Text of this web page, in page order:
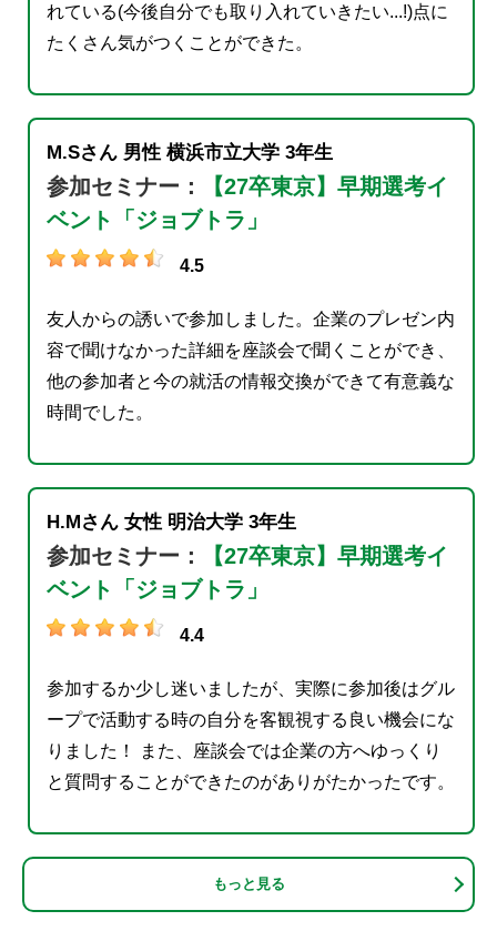
れている(今後自分でも取り入れていきたい...!)点に
たくさん気がつくことができた。
M.Sさん 男性 横浜市立大学 3年生
参加セミナー：
【27卒東京】早期選考イ
ベント「ジョブトラ」
4.5
友人からの誘いで参加しました。企業のプレゼン内
容で聞けなかった詳細を座談会で聞くことができ、
他の参加者と今の就活の情報交換ができて有意義な
時間でした。
H.Mさん 女性 明治大学 3年生
参加セミナー：
【27卒東京】早期選考イ
ベント「ジョブトラ」
4.4
参加するか少し迷いましたが、実際に参加後はグル
ープで活動する時の自分を客観視する良い機会にな
りました！ また、座談会では企業の方へゆっくり
と質問することができたのがありがたかったです。
もっと見る